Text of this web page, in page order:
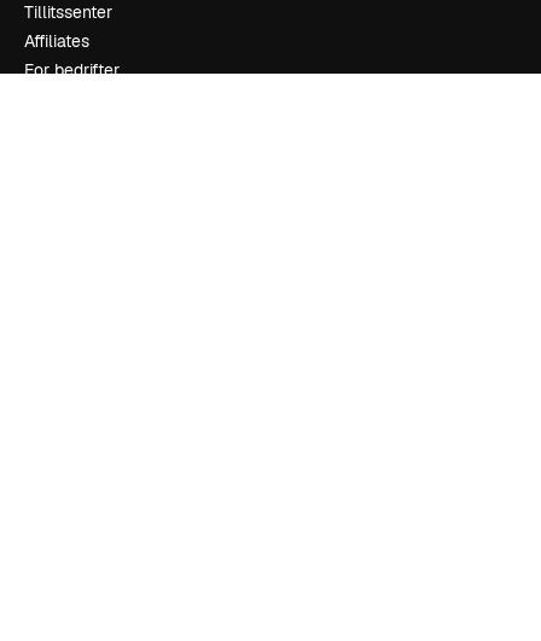
Tillitssenter
Affiliates
For bedrifter